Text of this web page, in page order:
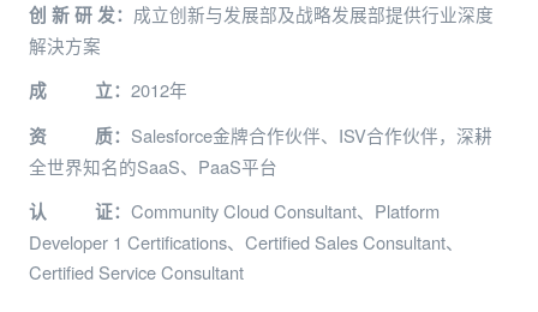
创 新 研 发： 成立创新与发展部及战略发展部提供行业深度
解決方案
成 立： 2012年
资 质： Salesforce金牌合作伙伴、ISV合作伙伴，深耕
全世界知名的SaaS、PaaS平台
认 证： Community Cloud Consultant、Platform
Developer 1 Certifications、Certified Sales Consultant、
Certified Service Consultant